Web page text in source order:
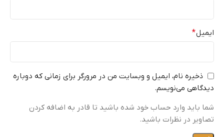
ایمیل*
ذخیره نام، ایمیل و وبسایت من در مرورگر برای زمانی که دوباره
دیدگاهی می‌نویسم.
شما باید وارد حساب خود شده باشید تا قادر به اضافه کردن
تصاویر در نظرات باشید.